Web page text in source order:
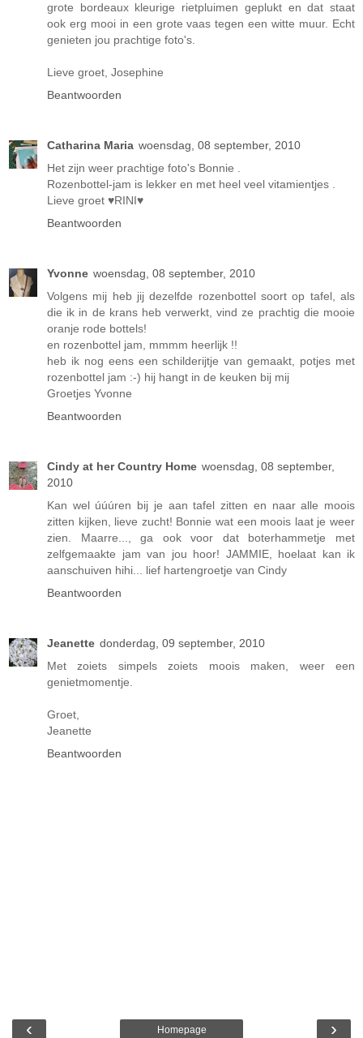
grote bordeaux kleurige rietpluimen geplukt en dat staat
ook erg mooi in een grote vaas tegen een witte muur. Echt
genieten jou prachtige foto's.
Lieve groet, Josephine
Beantwoorden
Catharina Maria woensdag, 08 september, 2010
Het zijn weer prachtige foto's Bonnie .
Rozenbottel-jam is lekker en met heel veel vitamientjes .
Lieve groet ♥RINI♥
Beantwoorden
Yvonne woensdag, 08 september, 2010
Volgens mij heb jij dezelfde rozenbottel soort op tafel, als
die ik in de krans heb verwerkt, vind ze prachtig die mooie
oranje rode bottels!
en rozenbottel jam, mmmm heerlijk !!
heb ik nog eens een schilderijtje van gemaakt, potjes met
rozenbottel jam :-) hij hangt in de keuken bij mij
Groetjes Yvonne
Beantwoorden
Cindy at her Country Home woensdag, 08 september,
2010
Kan wel úúúren bij je aan tafel zitten en naar alle moois
zitten kijken, lieve zucht! Bonnie wat een moois laat je weer
zien. Maarre..., ga ook voor dat boterhammetje met
zelfgemaakte jam van jou hoor! JAMMIE, hoelaat kan ik
aanschuiven hihi... lief hartengroetje van Cindy
Beantwoorden
Jeanette donderdag, 09 september, 2010
Met zoiets simpels zoiets moois maken, weer een
genietmomentje.
Groet,
Jeanette
Beantwoorden
‹ ›
Homepage